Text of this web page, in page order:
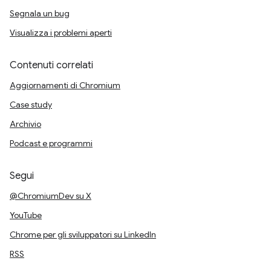
Segnala un bug
Visualizza i problemi aperti
Contenuti correlati
Aggiornamenti di Chromium
Case study
Archivio
Podcast e programmi
Segui
@ChromiumDev su X
YouTube
Chrome per gli sviluppatori su LinkedIn
RSS